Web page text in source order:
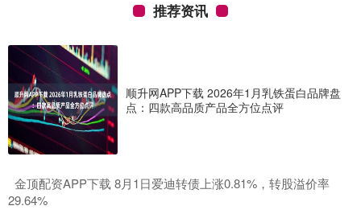
推荐资讯
顺升网APP下载 2026年1月乳铁蛋白品牌盘
点：四款高品质产品全方位点评
​金顶配资APP下载 8月1日爱迪转债上涨0.81%，转股溢价率
29.64%